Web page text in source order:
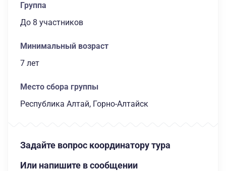
Группа
до 8 участников
Минимальный возраст
7 лет
Место сбора группы
Республика Алтай, Горно-Алтайск
Задайте вопрос координатору тура
Или напишите в сообщении